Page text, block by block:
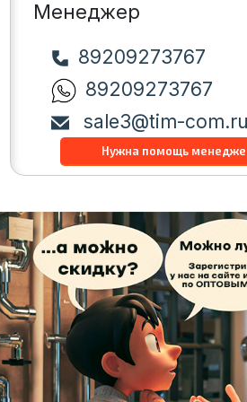
Менеджер
89209273767
89209273767
sale3@tim-